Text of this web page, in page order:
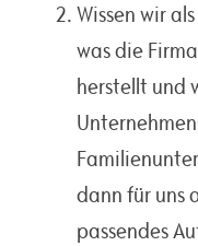
Wissen wir
was die
herstellt und
dann für uns
passendes